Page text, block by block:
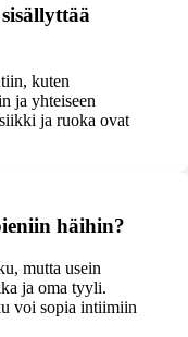
kuten
ja yhteiseen
ja ruoka ovat
häihin?
mutta usein
ja oma tyyli.
voi sopia intiimiin